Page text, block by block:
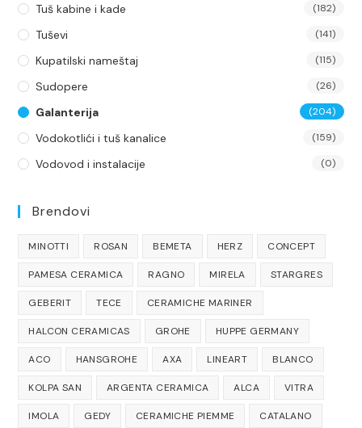
Tuš kabine i kade (182)
Tuševi (141)
Kupatilski nameštaj (115)
Sudopere (26)
Galanterija (204)
Vodokotlići i tuš kanalice (159)
Vodovod i instalacije (0)
Brendovi
MINOTTI ROSAN BEMETA HERZ CONCEPT
PAMESA CERAMICA RAGNO MIRELA STARGRES
GEBERIT TECE CERAMICHE MARINER
HALCON CERAMICAS GROHE HUPPE GERMANY
ACO HANSGROHE AXA LINEART BLANCO
KOLPA SAN ARGENTA CERAMICA ALCA VITRA
IMOLA GEDY CERAMICHE PIEMME CATALANO